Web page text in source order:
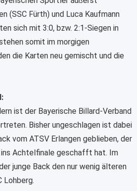
(SSC Fürth) und Luca Kaufmann
sich mit 3:0, bzw. 2:1-Siegen in
somit im morgigen
die Karten neu gemischt und die
ist der Bayerische Billard-Verband
Bisher ungeschlagen ist dabei
vom ATSV Erlangen geblieben, der
ins Achtelfinale geschafft hat. Im
junge Back den nur wenig älteren
Lohberg.